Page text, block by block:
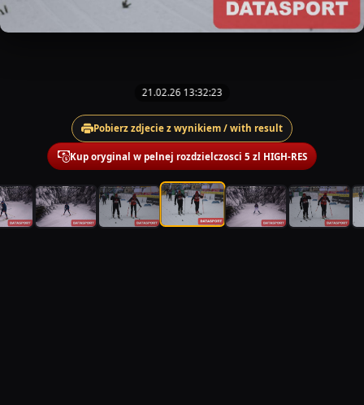
21.02.26 13:32:23
Pobierz zdjecie z wynikiem / with result
Kup oryginal w pelnej rozdzielczosci 5 zl HIGH-RES